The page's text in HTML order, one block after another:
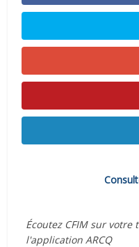
Écoutez CFIM sur
l'application ARCQ